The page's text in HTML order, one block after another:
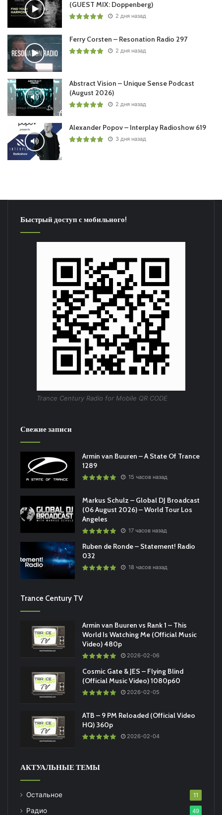
(GUEST MIX: Doppenberg)
2 дня назад
Ferry Corsten – Resonation Radio 297
2 дня назад
Abstract Vision – Unique Sense Podcast
(August 2026)
2 дня назад
Alexander Popov – Interplay Radioshow 619
3 дня назад
Быстрый доступ с мобильного!
Trance Century Radio for Mobile QR CODE
Свежие записи
Armin van Buuren – A State Of Trance
1289
15 часов назад
Markus Schulz – Global DJ Broadcast
(06 August 2026) – World Tour Los
Angeles
17 часов назад
Ruben de Ronde – Statement! Radio
032
18 часов назад
Trance Century TV
Armin van Buuren vs Rank 1 – This
World Is Watching Me (Official Music
Video) 480p
2026-02-06
Cosmic Gate & JES – Flying Blind
(Official Music Video) 1080p60
2026-02-05
ATB – 9 PM Reloaded (Official Video
HQ) 360p
2026-02-04
АКТУАЛЬНЫЕ ТЕМЫ
Остальное 11
Радио 49